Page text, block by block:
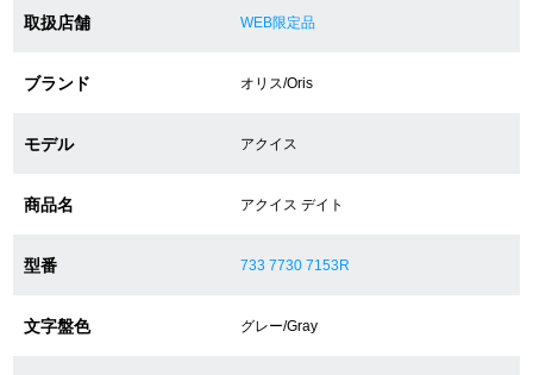
よくある質問
お問い合わせ
取扱店舗 WEB限定品
ブランド オリス/Oris
モデル アクイス
商品名 アクイス デイト
型番 733 7730 7153R
文字盤色 グレー/Gray